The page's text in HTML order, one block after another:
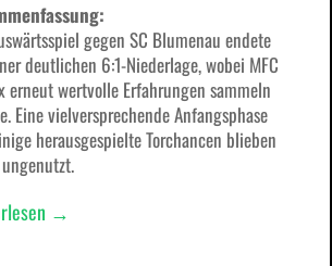
gegen SC Blumenau endete
deutlichen 6:1-Niederlage, wobei MFC
erneut wertvolle Erfahrungen sammeln
Eine vielversprechende Anfangsphase
herausgespielte Torchancen blieben
„Erste
→